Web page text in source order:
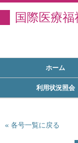
国際医療
ホーム
利用状況照会
各号一覧に戻る